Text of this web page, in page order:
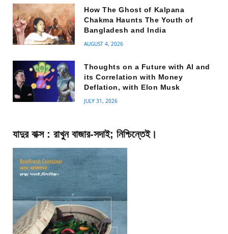
How The Ghost of Kalpana
Chakma Haunts The Youth of
Bangladesh and India
AUGUST 4, 2026
Thoughts on a Future with AI and
its Correlation with Money
Deflation, with Elon Musk
JULY 31, 2026
যাদুর বাক্স : রাখুন বাজার-সদাই; নিশ্চিন্তেই।